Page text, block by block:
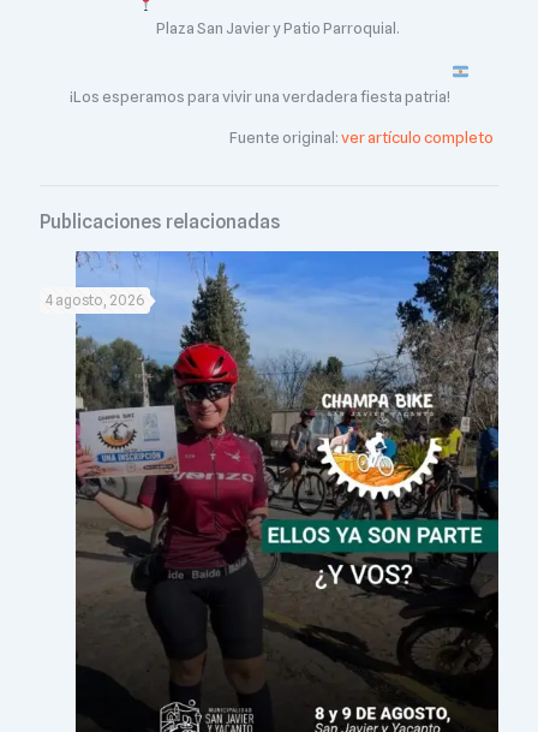
Plaza San Javier y Patio Parroquial.
¡Los esperamos para vivir una verdadera fiesta patria!
Fuente original:ver artículo completo
Publicaciones relacionadas
4 agosto, 2026